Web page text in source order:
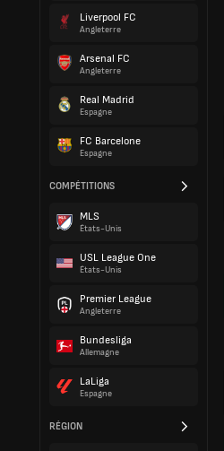
Liverpool FC
Angleterre
Arsenal FC
Angleterre
Real Madrid
Espagne
FC Barcelone
Espagne
COMPÉTITIONS
MLS
États-Unis
USL League One
États-Unis
Premier League
Angleterre
Bundesliga
Allemagne
LaLiga
Espagne
RÉGION